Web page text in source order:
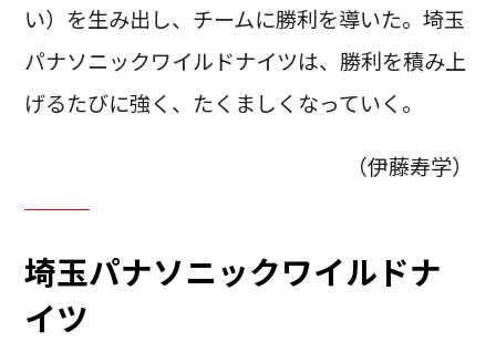
い）を生み出し、チームに勝利を導いた。埼玉
パナソニックワイルドナイツは、勝利を積み上
げるたびに強く、たくましくなっていく。
（伊藤寿学）
埼玉パナソニックワイルドナ
イツ